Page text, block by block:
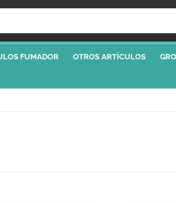
FUMADOR OTROS ARTÍCULOS